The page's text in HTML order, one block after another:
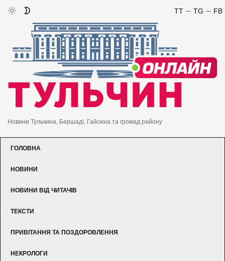
FB
TG
TT
Новини Тульчина, Бершаді, Гайсина та громад району
ГОЛОВНА
НОВИНИ
НОВИНИ ВІД ЧИТАЧІВ
ТЕКСТИ
ПРИВІТАННЯ ТА ПОЗДОРОВЛЕННЯ
НЕКРОЛОГИ